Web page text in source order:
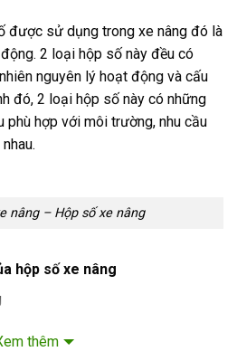
được sử dụng trong xe nâng đó là
2 loại hộp số này đều có
nguyên lý hoạt động và cấu
đó, 2 loại hộp số này có những
phù hợp với môi trường, nhu cầu
nâng – Hộp số xe nâng
hộp số xe nâng
của xe nâng, hộp số tự động sử
thêm